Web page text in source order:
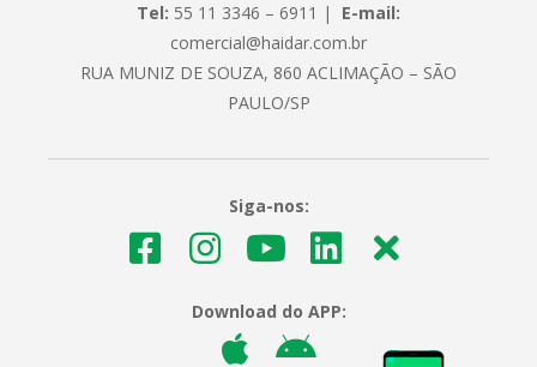
Tel: 55 11 3346 – 6911 | E-mail:
comercial@haidar.com.br
RUA MUNIZ DE SOUZA, 860 ACLIMAÇÃO – SÃO
PAULO/SP
Siga-nos:
Download do APP: